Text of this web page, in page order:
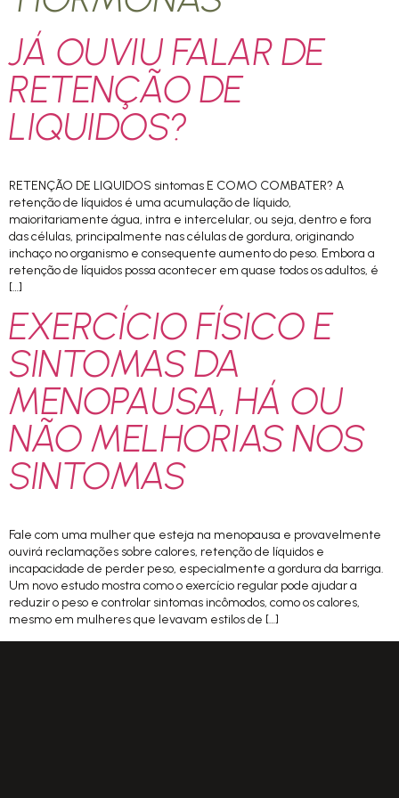
JÁ OUVIU FALAR DE
RETENÇÃO DE
LIQUIDOS?
RETENÇÃO DE LIQUIDOS sintomas E COMO COMBATER? A
retenção de líquidos é uma acumulação de líquido,
maioritariamente água, intra e intercelular, ou seja, dentro e fora
das células, principalmente nas células de gordura, originando
inchaço no organismo e consequente aumento do peso. Embora a
retenção de líquidos possa acontecer em quase todos os adultos, é
[…]
EXERCÍCIO FÍSICO E
SINTOMAS DA
MENOPAUSA, HÁ OU
NÃO MELHORIAS NOS
SINTOMAS
Fale com uma mulher que esteja na menopausa e provavelmente
ouvirá reclamações sobre calores, retenção de líquidos e
incapacidade de perder peso, especialmente a gordura da barriga.
Um novo estudo mostra como o exercício regular pode ajudar a
reduzir o peso e controlar sintomas incômodos, como os calores,
mesmo em mulheres que levavam estilos de […]